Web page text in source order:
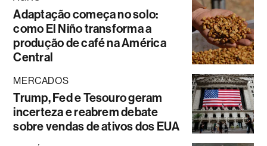
Adaptação começa no solo:
como El Niño transforma a
produção de café na América
Central
MERCADOS
Trump, Fed e Tesouro geram
incerteza e reabrem debate
sobre vendas de ativos dos EUA